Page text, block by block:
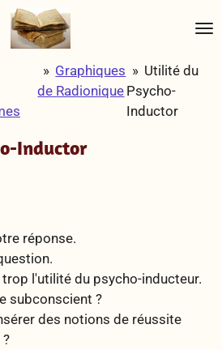
» Graphiques
de Radionique
» Utilité du
Psycho-
Inductor
Inductor
réponse.
l'utilité du psycho-inducteur.
subconscient ?
des notions de réussite